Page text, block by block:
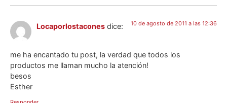
Locaporlostacones dice: 10 de agosto de 2011 a las 12:36
me ha encantado tu post, la verdad que todos los
productos me llaman mucho la atención!
besos
Esther